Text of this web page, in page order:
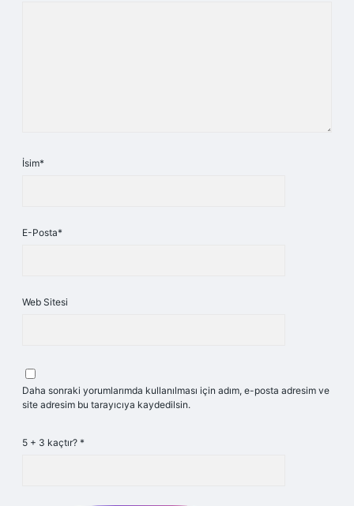
İsim*
E-Posta*
Web Sitesi
Daha sonraki yorumlarımda kullanılması için adım, e-posta adresim ve
site adresim bu tarayıcıya kaydedilsin.
5 + 3 kaçtır? *